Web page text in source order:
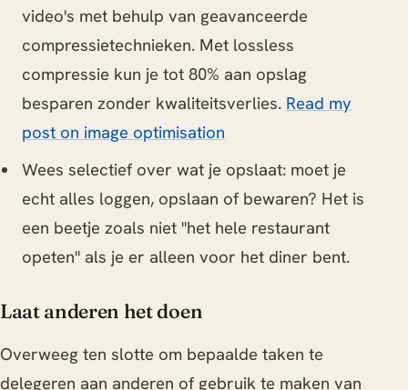
video's met behulp van geavanceerde
compressietechnieken. Met lossless
compressie kun je tot 80% aan opslag
besparen zonder kwaliteitsverlies. Read my
post on image optimisation
Wees selectief over wat je opslaat: moet je
echt alles loggen, opslaan of bewaren? Het is
een beetje zoals niet "het hele restaurant
opeten" als je er alleen voor het diner bent.
Laat anderen het doen
Overweeg ten slotte om bepaalde taken te
delegeren aan anderen of gebruik te maken van